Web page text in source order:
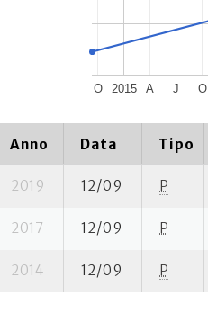
2015
O A J O
Anno Data Tipo
2019 12/09 P
2017 12/09 P
2014 12/09 P